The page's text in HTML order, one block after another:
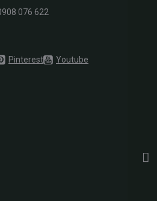
076 622
Pinterest Youtube